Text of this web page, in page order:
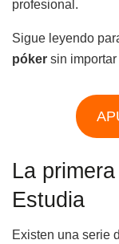
profesional.
Sigue leyendo
póker sin
La
Estudia
Existen una serie